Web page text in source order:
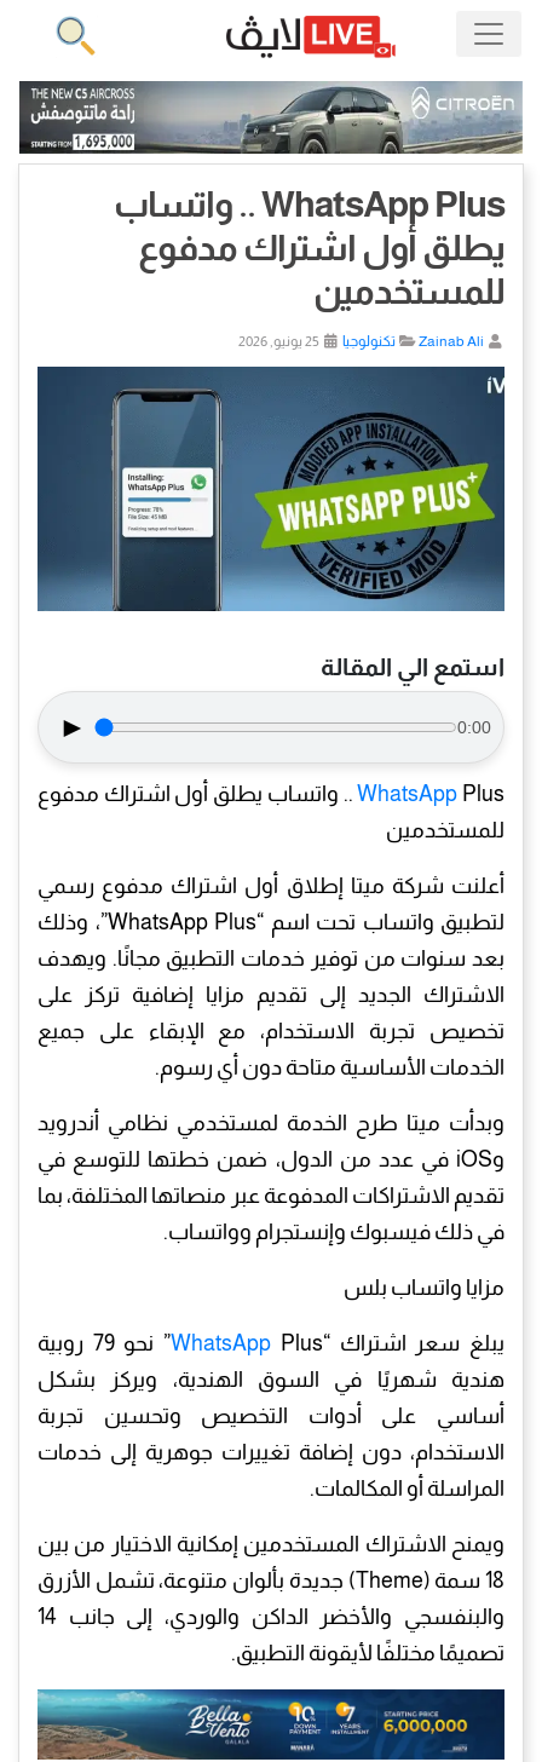
WhatsApp Plus .. واتساب
يطلق أول اشتراك مدفوع
للمستخدمين
Zainab Ali تكنولوجيا
استمع الي المقالة
► 0:00
WhatsAppPlus .. واتساب يطلق أول اشتراك مدفوع
للمستخدمين
أعلنت شركة ميتا إطلاق أول اشتراك مدفوع رسمي
لتطبيق واتساب تحت اسم “WhatsApp Plus”، وذلك
بعد سنوات من توفير خدمات التطبيق مجانًا. ويهدف
الاشتراك الجديد إلى تقديم مزايا إضافية تركز على
تخصيص تجربة الاستخدام، مع الإبقاء على جميع
الخدمات الأساسية متاحة دون أي رسوم.
وبدأت ميتا طرح الخدمة لمستخدمي نظامي أندرويد
وiOS في عدد من الدول، ضمن خطتها للتوسع في
تقديم الاشتراكات المدفوعة عبر منصاتها المختلفة، بما
في ذلك فيسبوك وإنستجرام وواتساب.
مزايا واتساب بلس
يبلغ سعر اشتراك “ WhatsApp
Plus” نحو 79 روبية
هندية شهريًا في السوق الهندية، ويركز بشكل
أساسي على أدوات التخصيص وتحسين تجربة
الاستخدام، دون إضافة تغييرات جوهرية إلى خدمات
المراسلة أو المكالمات.
ويمنح الاشتراك المستخدمين إمكانية الاختيار من بين
18 سمة (Theme) جديدة بألوان متنوعة، تشمل الأزرق
والبنفسجي والأخضر الداكن والوردي، إلى جانب 14
تصميمًا مختلفًا لأيقونة التطبيق.